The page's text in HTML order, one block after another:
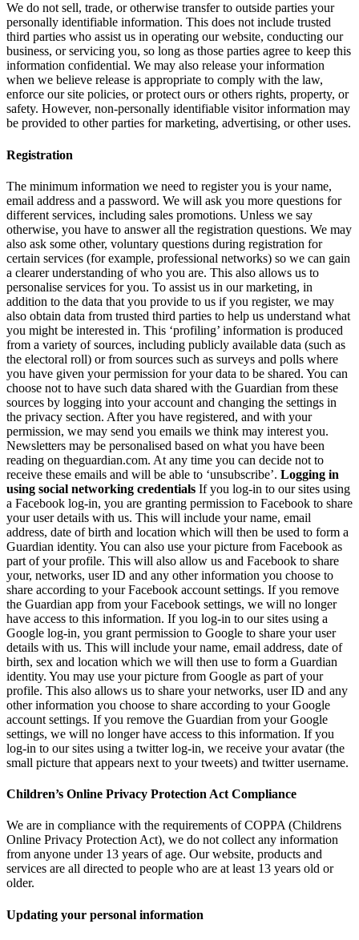
We do not sell, trade, or otherwise transfer to outside parties your
personally identifiable information. This does not include trusted
third parties who assist us in operating our website, conducting our
business, or servicing you, so long as those parties agree to keep this
information confidential. We may also release your information
when we believe release is appropriate to comply with the law,
enforce our site policies, or protect ours or others rights, property, or
safety. However, non-personally identifiable visitor information may
be provided to other parties for marketing, advertising, or other uses.
Registration
The minimum information we need to register you is your name,
email address and a password. We will ask you more questions for
different services, including sales promotions. Unless we say
otherwise, you have to answer all the registration questions. We may
also ask some other, voluntary questions during registration for
certain services (for example, professional networks) so we can gain
a clearer understanding of who you are. This also allows us to
personalise services for you. To assist us in our marketing, in
addition to the data that you provide to us if you register, we may
also obtain data from trusted third parties to help us understand what
you might be interested in. This ‘profiling’ information is produced
from a variety of sources, including publicly available data (such as
the electoral roll) or from sources such as surveys and polls where
you have given your permission for your data to be shared. You can
choose not to have such data shared with the Guardian from these
sources by logging into your account and changing the settings in
the privacy section. After you have registered, and with your
permission, we may send you emails we think may interest you.
Newsletters may be personalised based on what you have been
reading on theguardian.com. At any time you can decide not to
receive these emails and will be able to ‘unsubscribe’. Logging in
using social networking credentials If you log-in to our sites using
a Facebook log-in, you are granting permission to Facebook to share
your user details with us. This will include your name, email
address, date of birth and location which will then be used to form a
Guardian identity. You can also use your picture from Facebook as
part of your profile. This will also allow us and Facebook to share
your, networks, user ID and any other information you choose to
share according to your Facebook account settings. If you remove
the Guardian app from your Facebook settings, we will no longer
have access to this information. If you log-in to our sites using a
Google log-in, you grant permission to Google to share your user
details with us. This will include your name, email address, date of
birth, sex and location which we will then use to form a Guardian
identity. You may use your picture from Google as part of your
profile. This also allows us to share your networks, user ID and any
other information you choose to share according to your Google
account settings. If you remove the Guardian from your Google
settings, we will no longer have access to this information. If you
log-in to our sites using a twitter log-in, we receive your avatar (the
small picture that appears next to your tweets) and twitter username.
Children’s Online Privacy Protection Act Compliance
We are in compliance with the requirements of COPPA (Childrens
Online Privacy Protection Act), we do not collect any information
from anyone under 13 years of age. Our website, products and
services are all directed to people who are at least 13 years old or
older.
Updating your personal information